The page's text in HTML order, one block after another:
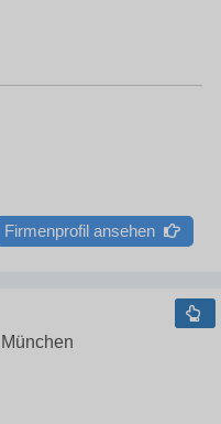
Firmenprofil ansehen